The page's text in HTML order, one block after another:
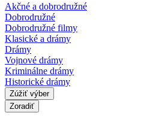
Akčné a dobrodružné
Dobrodružné
Dobrodružné filmy
Klasické a drámy
Drámy
Vojnové drámy
Kriminálne drámy
Historické drámy
Zúžiť výber
Zoradiť